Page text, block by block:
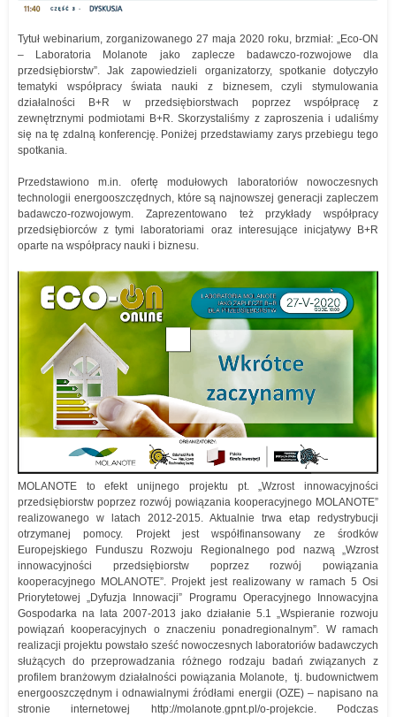
Tytuł webinarium, zorganizowanego 27 maja 2020 roku, brzmiał: „Eco-ON
– Laboratoria Molanote jako zaplecze badawczo-rozwojowe dla
przedsiębiorstw”. Jak zapowiedzieli organizatorzy, spotkanie dotyczyło
tematyki współpracy świata nauki z biznesem, czyli stymulowania
działalności B+R w przedsiębiorstwach poprzez współpracę z
zewnętrznymi podmiotami B+R. Skorzystaliśmy z zaproszenia i udaliśmy
się na tę zdalną konferencję. Poniżej przedstawiamy zarys przebiegu tego
spotkania.
Przedstawiono m.in. ofertę modułowych laboratoriów nowoczesnych
technologii energooszczędnych, które są najnowszej generacji zapleczem
badawczo-rozwojowym. Zaprezentowano też przykłady współpracy
przedsiębiorców z tymi laboratoriami oraz interesujące inicjatywy B+R
oparte na współpracy nauki i biznesu.
MOLANOTE to efekt unijnego projektu pt. „Wzrost innowacyjności
przedsiębiorstw poprzez rozwój powiązania kooperacyjnego MOLANOTE”
realizowanego w latach 2012-2015. Aktualnie trwa etap redystrybucji
otrzymanej pomocy. Projekt jest współfinansowany ze środków
Europejskiego Funduszu Rozwoju Regionalnego pod nazwą „Wzrost
innowacyjności przedsiębiorstw poprzez rozwój powiązania
kooperacyjnego MOLANOTE”. Projekt jest realizowany w ramach 5 Osi
Priorytetowej „Dyfuzja Innowacji” Programu Operacyjnego Innowacyjna
Gospodarka na lata 2007-2013 jako działanie 5.1 „Wspieranie rozwoju
powiązań kooperacyjnych o znaczeniu ponadregionalnym”. W ramach
realizacji projektu powstało sześć nowoczesnych laboratoriów badawczych
służących do przeprowadzania różnego rodzaju badań związanych z
profilem branżowym działalności powiązania Molanote, tj. budownictwem
energooszczędnym i odnawialnymi źródłami energii (OZE) – napisano na
stronie internetowej http://molanote.gpnt.pl/o-projekcie. Podczas